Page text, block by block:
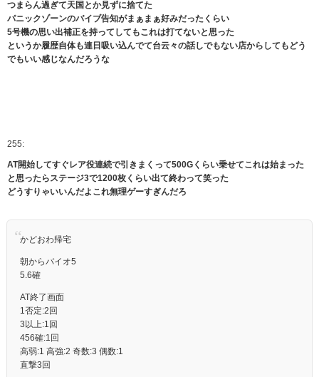
つまらん過ぎて天国とか見ずに捨てた
パニックゾーンのバイブ告知がまぁまぁ好みだったくらい
5号機の思い出補正を持ってしてもこれは打てないと思った
というか履歴自体も連日吸い込んでて台云々の話しでもない店からしてもどう
でもいい感じなんだろうな
255:
AT開始してすぐレア役連続で引きまくって500Gくらい乗せてこれは始まった
と思ったらステージ3で1200枚くらい出て終わって笑った
どうすりゃいいんだよこれ無理ゲーすぎんだろ
かどおわ帰宅
朝からバイオ5
5.6確
AT終了画面
1否定:2回
3以上:1回
456確:1回
高弱:1 高強:2 奇数:3 偶数:1
直撃3回